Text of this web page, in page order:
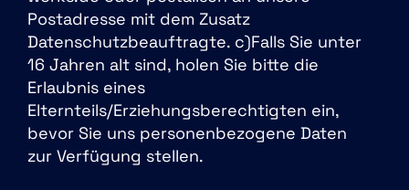
Postadresse mit dem Zusatz
Datenschutzbeauftragte. c)Falls Sie unter
16 Jahren alt sind, holen Sie bitte die
Erlaubnis eines
Elternteils/Erziehungsberechtigten ein,
bevor Sie uns personenbezogene Daten
zur Verfügung stellen.